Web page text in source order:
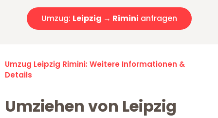
Umzug: Leipzig → Rimini anfragen
Umzug Leipzig Rimini: Weitere Informationen &
Details
Umziehen von Leipzig